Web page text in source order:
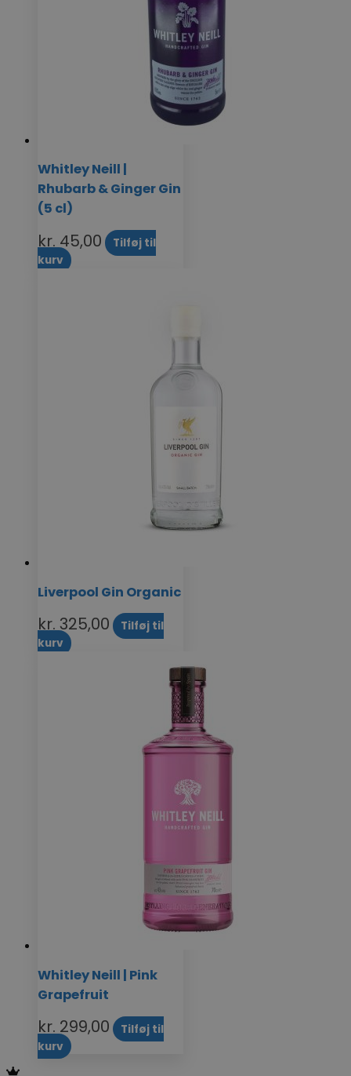
Whitley Neill |
Rhubarb & Ginger Gin
(5 cl)
kr. 45,00
Tilføj til
kurv
Liverpool Gin Organic
kr. 325,00
Tilføj til
kurv
Whitley Neill | Pink
Grapefruit
kr. 299,00
Tilføj til
kurv